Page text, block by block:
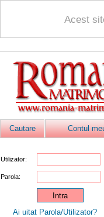
Acest
Cautare Contul
Utilizator:
Parola:
Ai uitat Parola/Utilizator?